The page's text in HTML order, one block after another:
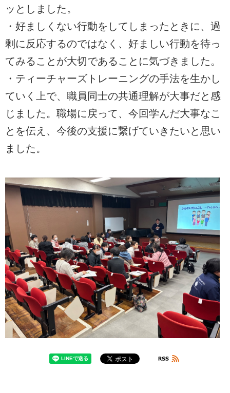
ッとしました。
・好ましくない行動をしてしまったときに、過
剰に反応するのではなく、好ましい行動を待っ
てみることが大切であることに気づきました。
・ティーチャーズトレーニングの手法を生かし
ていく上で、職員同士の共通理解が大事だと感
じました。職場に戻って、今回学んだ大事なこ
とを伝え、今後の支援に繋げていきたいと思い
ました。